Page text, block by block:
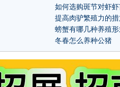
如何选购斑节对虾
提高肉驴繁殖力的
螃蟹有哪几种养殖
冬春怎么养种公猪